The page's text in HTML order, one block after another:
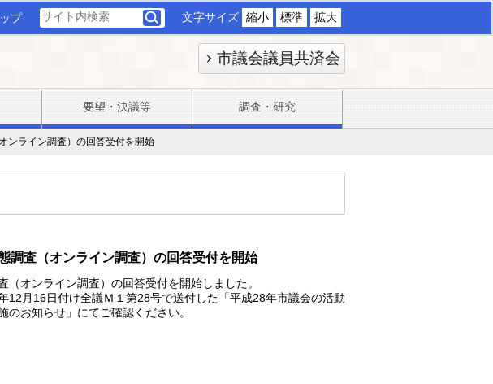
プ 文字サイズ 縮小 標準 拡大
市議会議員共済会
要望・決議等 調査・研究
ンライン調査）の回答受付を開始
調査（オンライン調査）の回答受付を開始
オンライン調査）の回答受付を開始しました。
月16日付け全議Ｍ１第28号で送付した「平成28年市議会の活動
お知らせ」にてご確認ください。